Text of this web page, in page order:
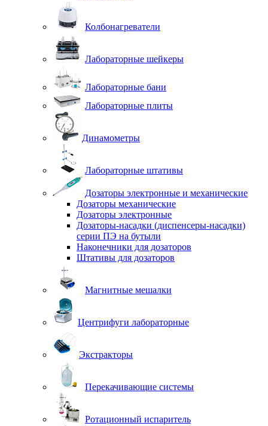
Колбонагреватели
Лабораторные шейкеры
Лабораторные бани
Лабораторные плиты
Динамометры
Лабораторные штативы
Дозаторы электронные и механические
Дозаторы механические
Дозаторы электронные
Дозаторы-насадки (диспенсеры-насадки)
серии ПЭ на бутыли
Наконечники для дозаторов
Штативы для дозаторов
Магнитные мешалки
Центрифуги лабораторные
Экстракторы
Перекачивающие системы
Ротационный испаритель